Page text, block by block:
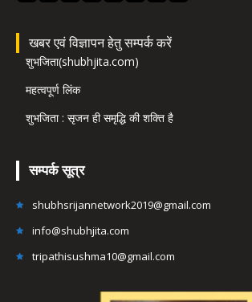
खबर एवं विज्ञापन हेतु सम्पर्क करें
शुभजिता(shubhjita.com)
महत्वपूर्ण लिंक
शुभजिता : सृजन ही समृद्धि की शक्ति है
सम्पर्क सूत्र
shubhsrijannetwork2019@gmail.com
info@shubhjita.com
tripathisushma10@gmail.com